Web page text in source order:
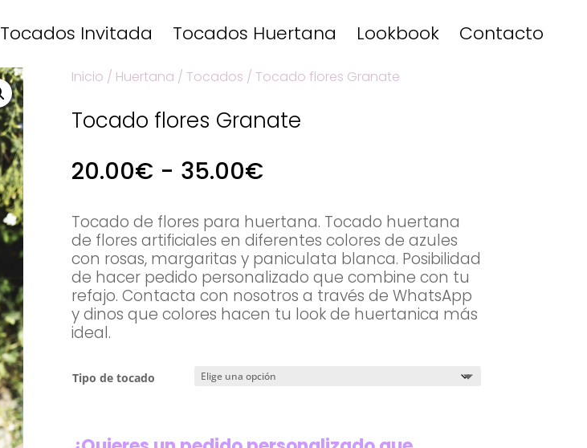
Tocados Invitada Tocados Huertana Lookbook Contacto
Inicio / Huertana / Tocados / Tocado flores Granate
Tocado flores Granate
20.00€ - 35.00€Rango
precios:
desde
20.00€
hasta
35.00€
Tocado de flores para huertana. Tocado huertana
de flores artificiales en diferentes colores de azules
con rosas, margaritas y paniculata blanca. Posibilidad
de hacer pedido personalizado que combine con tu
refajo. Contacta con nosotros a través de WhatsApp
y dinos que colores hacen tu look de huertanica más
ideal.
Tipo de tocado